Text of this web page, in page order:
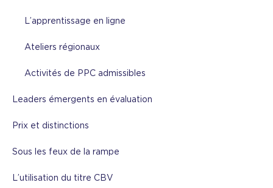
L’apprentissage en ligne
Ateliers régionaux
Activités de PPC admissibles
Leaders émergents en évaluation
Prix et distinctions
Sous les feux de la rampe
L’utilisation du titre CBV